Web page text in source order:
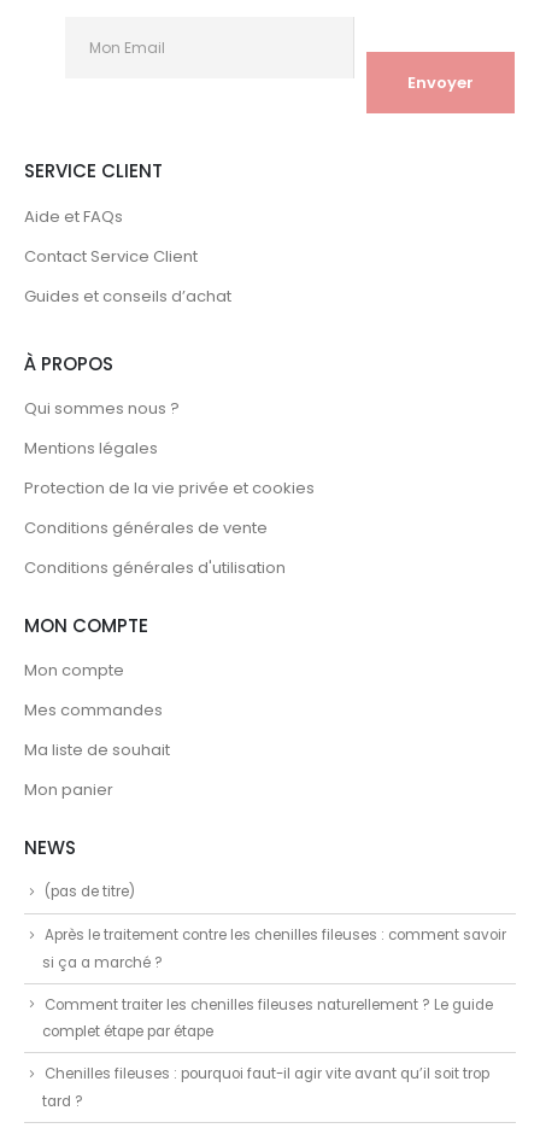
SERVICE CLIENT
Aide et FAQs
Contact Service Client
Guides et conseils d’achat
À PROPOS
Qui sommes nous ?
Mentions légales
Protection de la vie privée et cookies
Conditions générales de vente
Conditions générales d'utilisation
MON COMPTE
Mon compte
Mes commandes
Ma liste de souhait
Mon panier
NEWS
(pas de titre)
Après le traitement contre les chenilles fileuses : comment savoir
si ça a marché ?
Comment traiter les chenilles fileuses naturellement ? Le guide
complet étape par étape
Chenilles fileuses : pourquoi faut-il agir vite avant qu’il soit trop
tard ?